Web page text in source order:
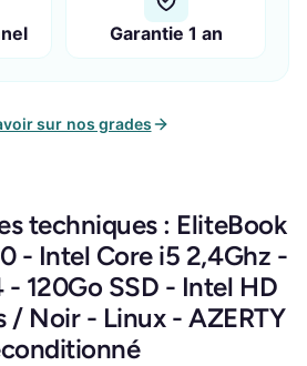
Garantie 1 an
sur nos grades
techniques : EliteBook
- Intel Core i5 2,4Ghz -
- 120Go SSD - Intel HD
/ Noir - Linux - AZERTY